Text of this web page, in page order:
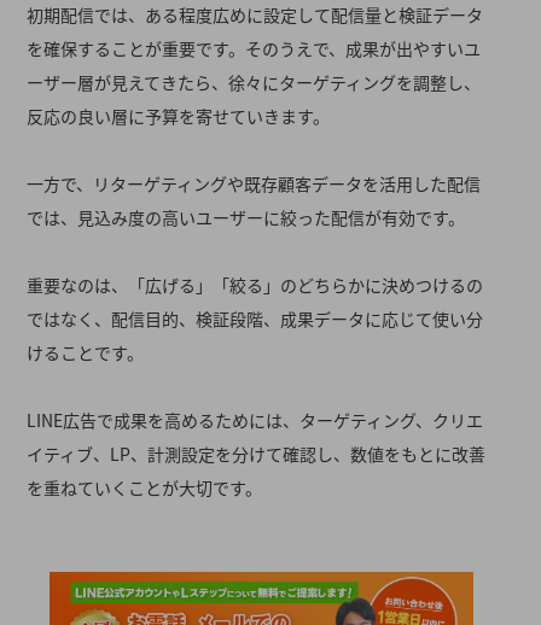
初期配信では、ある程度広めに設定して配信量と検証データ
を確保することが重要です。そのうえで、成果が出やすいユ
ーザー層が見えてきたら、徐々にターゲティングを調整し、
反応の良い層に予算を寄せていきます。
一方で、リターゲティングや既存顧客データを活用した配信
では、見込み度の高いユーザーに絞った配信が有効です。
重要なのは、「広げる」「絞る」のどちらかに決めつけるの
ではなく、配信目的、検証段階、成果データに応じて使い分
けることです。
LINE広告で成果を高めるためには、ターゲティング、クリエ
イティブ、LP、計測設定を分けて確認し、数値をもとに改善
を重ねていくことが大切です。